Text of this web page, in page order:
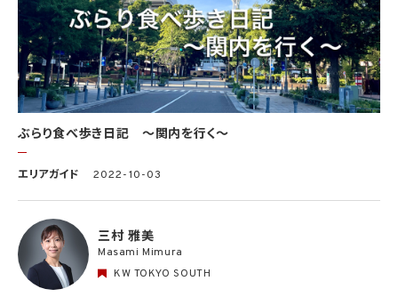
ぶらり食べ歩き日記 〜関内を行く〜
エリアガイド 2022-10-03
三村 雅美
Masami Mimura
KW TOKYO SOUTH